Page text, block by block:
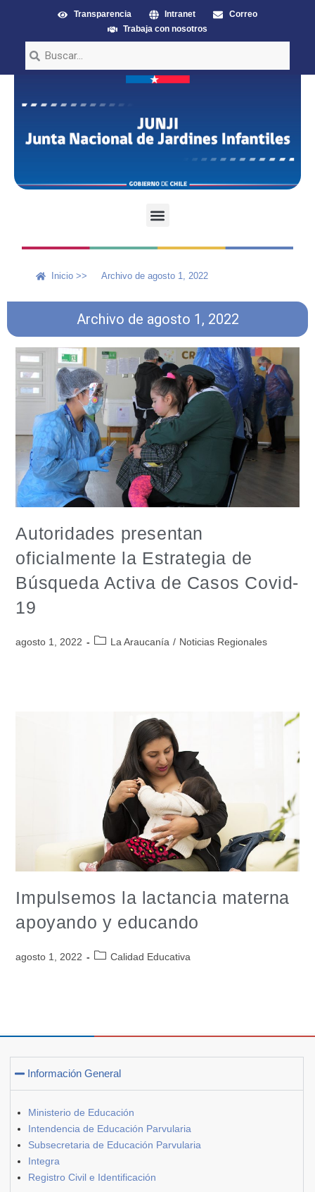
Transparencia Intranet
Correo
Trabaja con nosotros
Inicio >> Archivo de agosto 1, 2022
Archivo de agosto 1, 2022
Autoridades presentan
oficialmente la Estrategia de
Búsqueda Activa de Casos Covid-
19
agosto 1, 2022 La Araucanía / Noticias Regionales
Impulsemos la lactancia materna
apoyando y educando
agosto 1, 2022 Calidad Educativa
Información General
Ministerio de Educación
Intendencia de Educación Parvularia
Subsecretaria de Educación Parvularia
Integra
Registro Civil e Identificación